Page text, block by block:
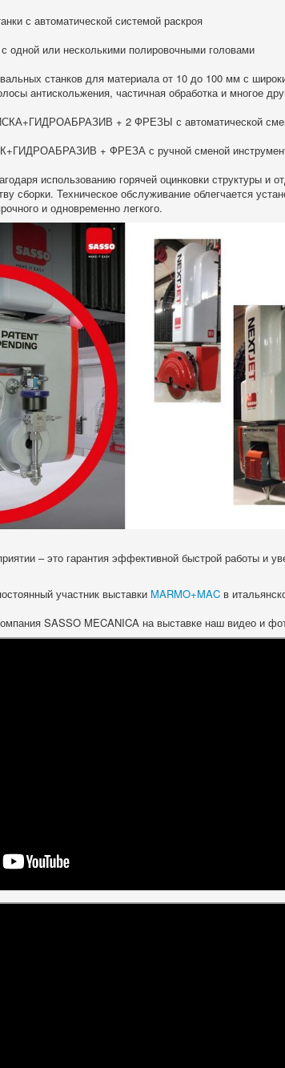
с автоматической системой раскроя
одной или несколькими полировочными головами
станков для материала от 10 до 100 мм с
антискольжения, частичная обработка и многое
+ 2 ФРЕЗЫ с автоматической
+ ФРЕЗА с ручной сменой
использованию горячей оцинковки структуры и
сборки. Техническое обслуживание облегчается
и одновременно легкого.
– это гарантия эффективной быстрой работы и
участник выставки MARMO+MAC в
SASSO MECANICA на выставке наш видео и